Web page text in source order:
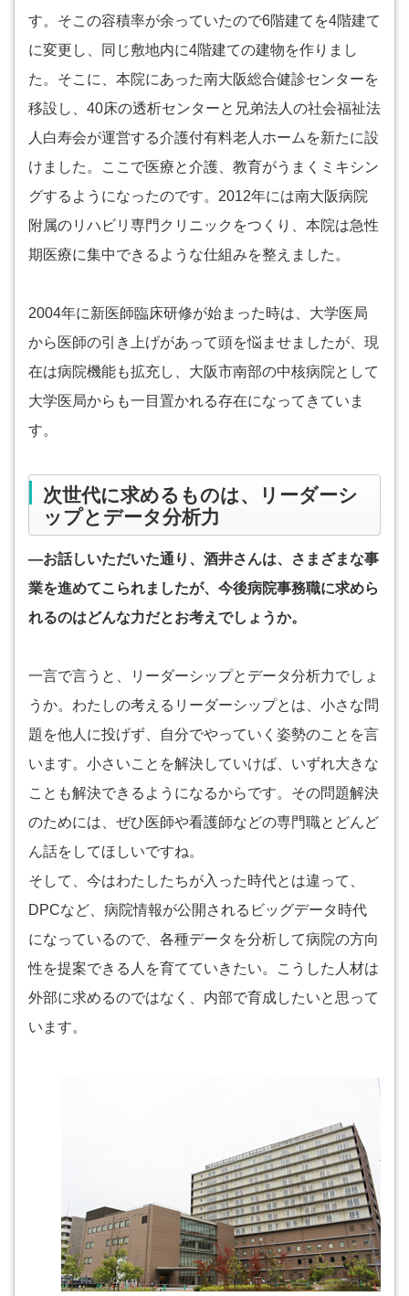
す。そこの容積率が余っていたので6階建てを4階建て
に変更し、同じ敷地内に4階建ての建物を作りまし
た。そこに、本院にあった南大阪総合健診センターを
移設し、40床の透析センターと兄弟法人の社会福祉法
人白寿会が運営する介護付有料老人ホームを新たに設
けました。ここで医療と介護、教育がうまくミキシン
グするようになったのです。2012年には南大阪病院
附属のリハビリ専門クリニックをつくり、本院は急性
期医療に集中できるような仕組みを整えました。
2004年に新医師臨床研修が始まった時は、大学医局
から医師の引き上げがあって頭を悩ませましたが、現
在は病院機能も拡充し、大阪市南部の中核病院として
大学医局からも一目置かれる存在になってきていま
す。
次世代に求めるものは、リーダーシ
ップとデータ分析力
―お話しいただいた通り、酒井さんは、さまざまな事
業を進めてこられましたが、今後病院事務職に求めら
れるのはどんな力だとお考えでしょうか。
一言で言うと、リーダーシップとデータ分析力でしょ
うか。わたしの考えるリーダーシップとは、小さな問
題を他人に投げず、自分でやっていく姿勢のことを言
います。小さいことを解決していけば、いずれ大きな
ことも解決できるようになるからです。その問題解決
のためには、ぜひ医師や看護師などの専門職とどんど
ん話をしてほしいですね。
そして、今はわたしたちが入った時代とは違って、
DPCなど、病院情報が公開されるビッグデータ時代
になっているので、各種データを分析して病院の方向
性を提案できる人を育てていきたい。こうした人材は
外部に求めるのではなく、内部で育成したいと思って
います。